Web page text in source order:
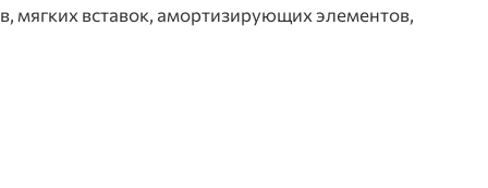
мягких вставок, амортизирующих элементов,